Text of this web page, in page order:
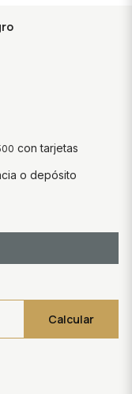
con tarjetas
o depósito
Calcular